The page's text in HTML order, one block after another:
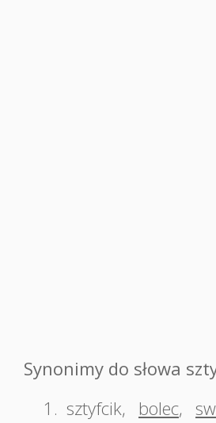
Synonimy do słowa
1. sztyfcik, bolec,